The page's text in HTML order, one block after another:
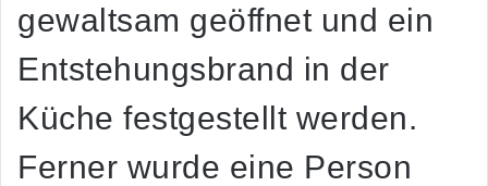
gewaltsam geöffnet und ein
Entstehungsbrand in der
Küche festgestellt werden.
Ferner wurde eine Person